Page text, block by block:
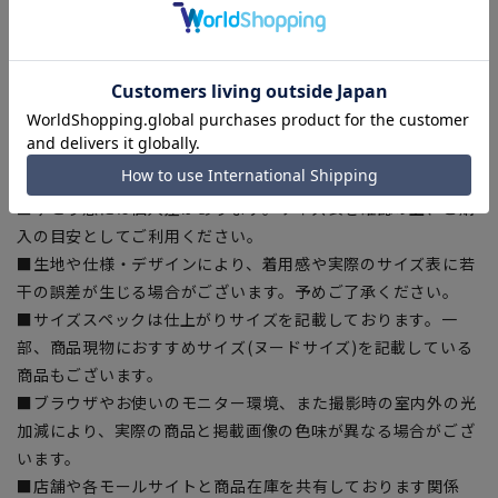
[LL]ウエスト:76cm ヒップ:59cm 股上:30cm 股下:29cm 渡り
※商品の仕上がりサイズを掲載しています。
【商品に関するご注意】
■商品画像はサンプルのため、色味やサイズ等の仕様に変更が
ある場合がございますので、予めご了承ください。
入の目安としてご利用ください。
■生地や仕様・デザインにより、着用感や実際のサイズ表に若
干の誤差が生じる場合がございます。予めご了承ください。
■サイズスペックは仕上がりサイズを記載しております。一
部、商品現物におすすめサイズ(ヌードサイズ)を記載している
商品もございます。
■ブラウザやお使いのモニター環境、また撮影時の室内外の光
加減により、実際の商品と掲載画像の色味が異なる場合がござ
います。
■店舗や各モールサイトと商品在庫を共有しております関係